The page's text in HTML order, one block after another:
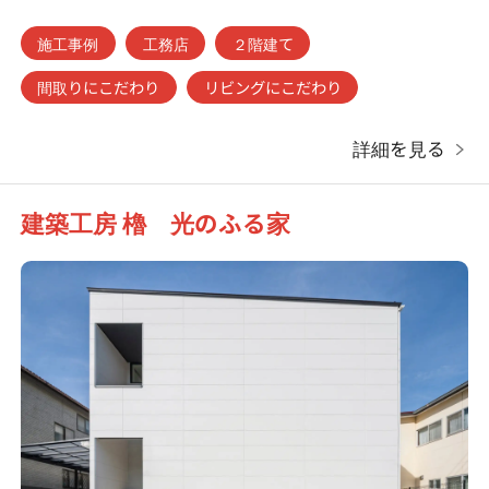
施工事例 工務店
２階建て
間取りにこだわり
リビングにこだわり
詳細を見る
建築工房 櫓 光のふる家